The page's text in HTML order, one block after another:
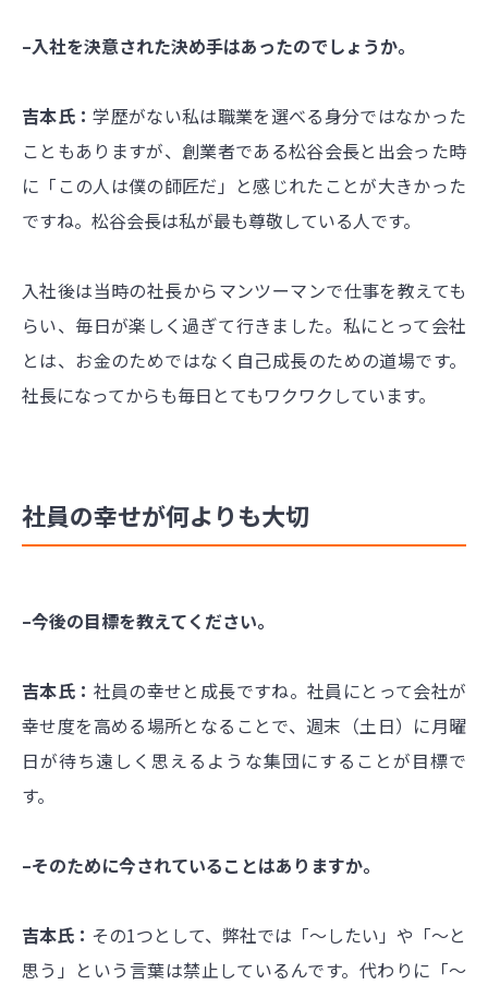
–入社を決意された決め手はあったのでしょうか。
吉本氏：学歴がない私は職業を選べる身分ではなかった
こともありますが、創業者である松谷会長と出会った時
に「この人は僕の師匠だ」と感じれたことが大きかった
ですね。 松谷会長は私が最も尊敬している人です。
入社後は当時の社長からマンツーマンで仕事を教えても
らい、毎日が楽しく過ぎて行きました。私にとって会社
とは、お金のためではなく自己成長のための道場です。
社長になってからも毎日とてもワクワクしています。
社員の幸せが何よりも大切
–今後の目標を教えてください。
吉本氏： 社員の幸せと成長ですね。社員にとって会社が
幸せ度を高める場所となることで、週末（土日）に月曜
日が待ち遠しく思えるような集団にすることが目標で
す。
–そのために今されていることはありますか。
吉本氏： その1つとして、弊社では「〜したい」や「〜と
思う」という言葉は禁止しているんです。代わりに「～